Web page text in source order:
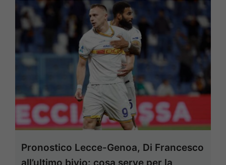
Pronostico Lecce-Genoa, Di Francesco
all’ultimo bivio: cosa serve per la